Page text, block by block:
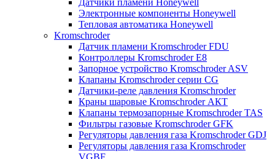
Датчики пламени Honeywell
Электронные компоненты Honeywell
Тепловая автоматика Honeywell
Kromschroder
Датчик пламени Kromschroder FDU
Контроллеры Kromschroder E8
Запорное устройство Kromschroder ASV
Клапаны Kromschroder серии CG
Датчики-реле давления Kromschroder
Краны шаровые Kromschroder АКТ
Клапаны термозапорные Kromschroder TAS
Фильтры газовые Kromschroder GFK
Регуляторы давления газа Kromschroder GDJ
Регуляторы давления газа Kromschroder
VGBF